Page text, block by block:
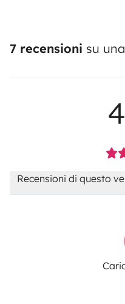
7 recensioni su
Recensioni di questo